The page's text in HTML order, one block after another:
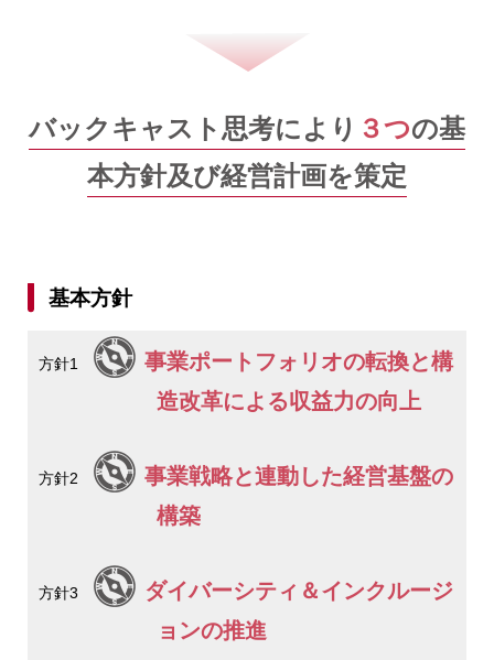
バックキャスト思考により ３つの基
本方針及び経営計画を策定
基本方針
方針1
事業ポートフォリオの転換と構
造改革による収益力の向上
方針2
事業戦略と連動した経営基盤の
構築
方針3
ダイバーシティ＆インクルージ
ョンの推進